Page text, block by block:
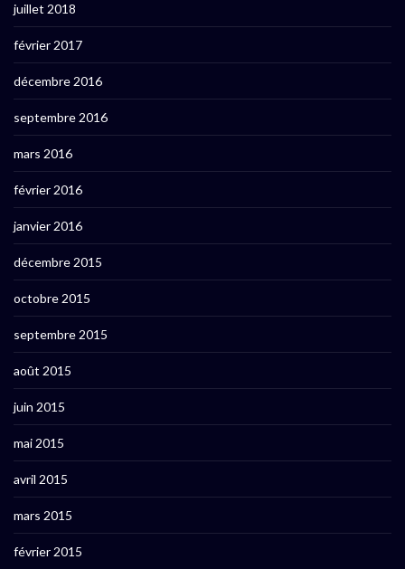
juillet 2018
février 2017
décembre 2016
septembre 2016
mars 2016
février 2016
janvier 2016
décembre 2015
octobre 2015
septembre 2015
août 2015
juin 2015
mai 2015
avril 2015
mars 2015
février 2015